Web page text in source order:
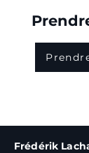
Frédérik